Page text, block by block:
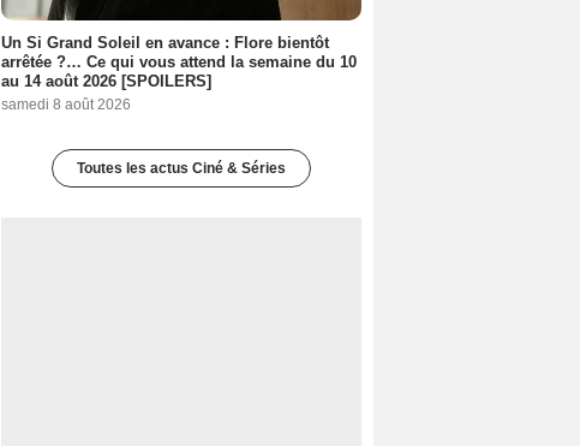
Un Si Grand Soleil en avance : Flore bientôt
arrêtée ?… Ce qui vous attend la semaine du 10
au 14 août 2026 [SPOILERS]
samedi 8 août 2026
Toutes les actus Ciné & Séries